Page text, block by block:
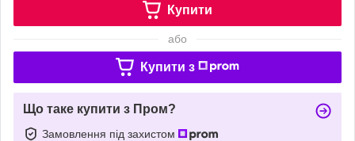
Купити
або
Купити з
Що таке купити з Пром?
Замовлення під захистом